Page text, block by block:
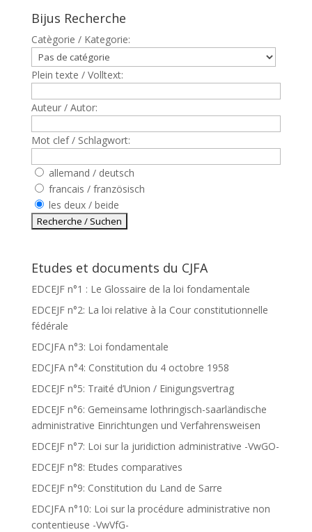
Bijus Recherche
Catègorie / Kategorie:
Plein texte / Volltext:
Auteur / Autor:
Mot clef / Schlagwort:
allemand / deutsch
francais / französisch
les deux / beide
Etudes et documents du CJFA
EDCEJF n°1 : Le Glossaire de la loi fondamentale
EDCEJF n°2: La loi relative à la Cour constitutionnelle
fédérale
EDCJFA n°3: Loi fondamentale
EDCJFA n°4: Constitution du 4 octobre 1958
EDCEJF n°5: Traité d’Union / Einigungsvertrag
EDCEJF n°6: Gemeinsame lothringisch-saarländische
administrative Einrichtungen und Verfahrensweisen
EDCEJF n°7: Loi sur la juridiction administrative -VwGO-
EDCEJF n°8: Etudes comparatives
EDCEJF n°9: Constitution du Land de Sarre
EDCJFA n°10: Loi sur la procédure administrative non
contentieuse -VwVfG-